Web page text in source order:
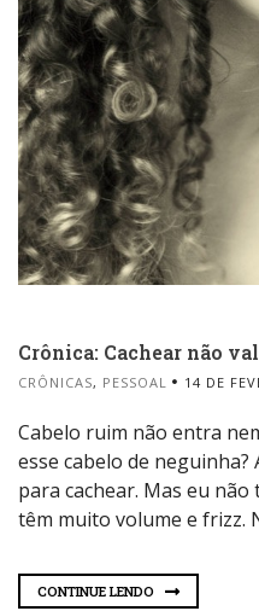
Crônica: Cachear não
CRÔNICAS, PESSOAL 14 DE
Cabelo ruim não entra
esse cabelo de
para cachear. Mas eu não
têm muito volume e frizz.
CONTINUE LENDO